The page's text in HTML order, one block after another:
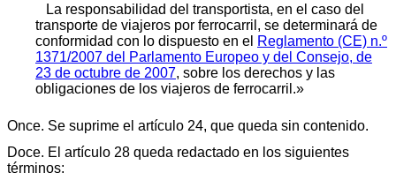
La responsabilidad del transportista, en el caso del
transporte de viajeros por ferrocarril, se determinará de
conformidad con lo dispuesto en el Reglamento (CE) n.º
1371/2007 del Parlamento Europeo y del Consejo, de
23 de octubre de 2007, sobre los derechos y las
obligaciones de los viajeros de ferrocarril.»
Once. Se suprime el artículo 24, que queda sin contenido.
Doce. El artículo 28 queda redactado en los siguientes
términos: